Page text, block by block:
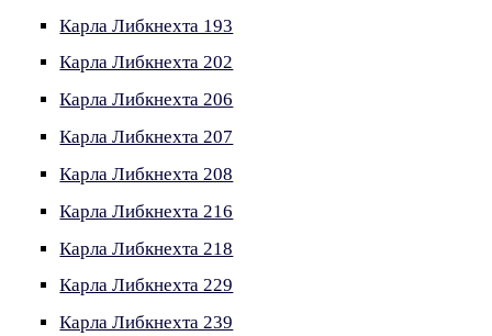
Карла Либкнехта 193
Карла Либкнехта 202
Карла Либкнехта 206
Карла Либкнехта 207
Карла Либкнехта 208
Карла Либкнехта 216
Карла Либкнехта 218
Карла Либкнехта 229
Карла Либкнехта 239